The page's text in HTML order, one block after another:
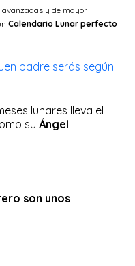
avanzadas y de mayor
Calendario Lunar perfecto
padre serás según
lunares lleva el
suÁngel
son unos